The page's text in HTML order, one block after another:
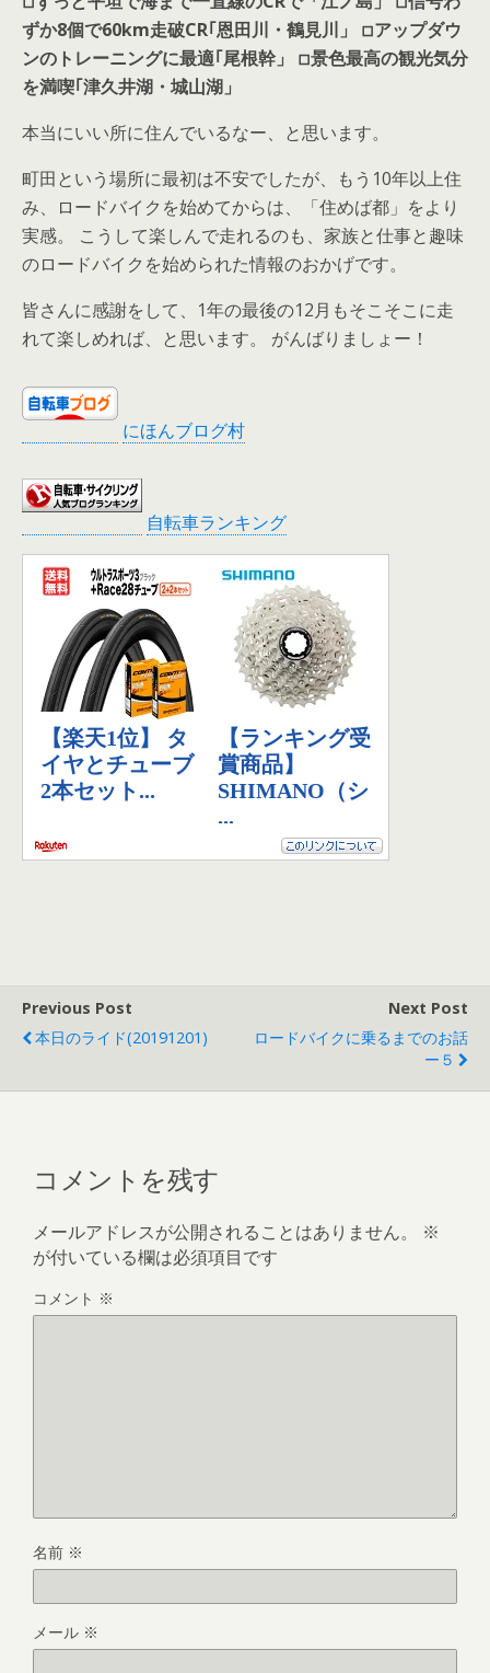
ずか8個で60km走破CR｢恩田川・鶴見川」 ◽︎アップダウ
ンのトレーニングに最適｢尾根幹」 ◽︎景色最高の観光気分
を満喫｢津久井湖・城山湖」
本当にいい所に住んでいるなー、と思います。
町田という場所に最初は不安でしたが、もう10年以上住
み、ロードバイクを始めてからは、「住めば都」をより
実感。 こうして楽しんで走れるのも、家族と仕事と趣味
のロードバイクを始められた情報のおかげです。
皆さんに感謝をして、1年の最後の12月もそこそこに走
れて楽しめれば、と思います。 がんばりましょー！
にほんブログ村
自転車ランキング
Previous Post
本日のライド(20191201)
Next Post
ロードバイクに乗るまでのお話
ー５
コメントを残す
メールアドレスが公開されることはありません。
※
が付いている欄は必須項目です
コメント ※
名前 ※
メール ※